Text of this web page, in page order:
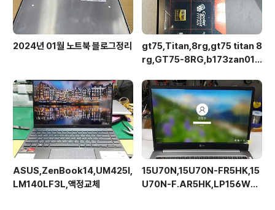
2024년 01월 노트북 블로그정리
gt75,Titan,8rg,gt75 titan 8
rg,GT75-8RG,b173zan01.1,
다운가능,lp173wfg는 사용불가
ASUS,ZenBook14,UM425I,
LM140LF3L,액정교체
15U70N,15U70N-FR5HK,15
U70N-F.AR5HK,LP156WF